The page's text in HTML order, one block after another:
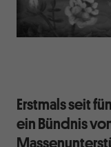
Erstmals seit
ein Bündnis